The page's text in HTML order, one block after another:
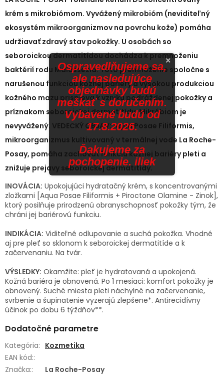
krém s mikrobiómom. Vyvážený mikrobióm (neviditeľný
ekosystém mikroorganizmov na povrchu kože) pomáha
udržiavať zdravý stav pokožky. U osobách so
seboroickou dermatitídou dochádza k premnoženiu
baktérií rodu Malassezia. Toto premnoženie spoločne s
narušenou funkciou kožnej bariéry a vysokou produkciou
kožného mazu prispieva k vzniku podráždenej pokožky a
príznakom seboroickej dermatitídy. Mikróbiom je
nevyvážený. VEDECKÝ OBJAV: Aqua Posae Filiformis,
mikroorganizmus kultivovaný v termálnej vode La Roche-
Posay, pomáha zachovať funkciu kožnej bariéry pleti a
znižuje prejavy seboroickej dermatitídy.
INOVÁCIA: Upokojujúci hydratačný krém, s koncentrovanými
zložkami [Aqua Posae Filiformis + Piroctone Olamine - Zinok],
ktorý posilňuje prirodzenú obranyschopnosť pokožky tým, že
chráni jej bariérovú funkciu.
INDIKÁCIA: Viditeľné odlupovanie a suchá pokožka. Vhodné
aj pre pleť so sklonom k seboroickej dermatitíde a k
začervenaniu. Na tvár.
VÝSLEDKY: Okamžite: pleť je hydratovaná a upokojená.
Kožná bariéra je obnovená. Po 1 mesiaci: komfort pokožky je
obnovený. Suché miesta pleti náchylné na začervenanie,
svrbenie a šupinatenie vyzerajú zlepšene*. Antirecidívny
účinok po dobu 6 týždňov**.
Dodatočné parametre
Kategória: Kozmetika
EAN kód::
Značka:: La Roche-Posay
×
Ospravedlňujeme sa,
ale nasledujúce
objednávky budú
meškať s doručením.
Vybavené budú od
17.8.2026.
Ďakujeme za
pochopenie. iliek